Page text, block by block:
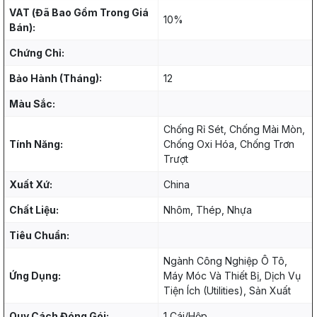
VAT (Đã Bao Gồm Trong Giá
Bán):
10%
Chứng Chỉ:
Bảo Hành (Tháng): 12
Màu Sắc:
Tính Năng:
Chống Rỉ Sét, Chống Mài Mòn,
Chống Oxi Hóa, Chống Trơn
Trượt
Xuất Xứ: China
Chất Liệu: Nhôm, Thép, Nhựa
Tiêu Chuẩn:
Ứng Dụng:
Ngành Công Nghiệp Ô Tô,
Máy Móc Và Thiết Bị, Dịch Vụ
Tiện Ích (Utilities), Sản Xuất